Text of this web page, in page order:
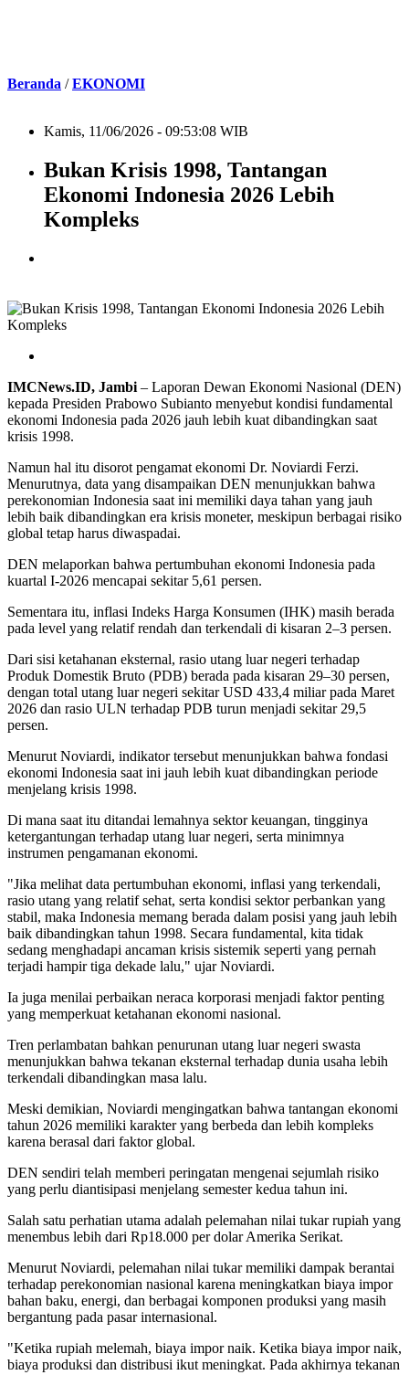
Beranda /EKONOMI
Kamis, 11/06/2026 - 09:53:08 WIB
Bukan Krisis 1998, Tantangan
Ekonomi Indonesia 2026 Lebih
Kompleks
IMCNews.ID, Jambi– Laporan Dewan Ekonomi Nasional (DEN)
kepada Presiden Prabowo Subianto menyebut kondisi fundamental
ekonomi Indonesia pada 2026 jauh lebih kuat dibandingkan saat
krisis 1998.
Namun hal itu disorot pengamat ekonomi Dr. Noviardi Ferzi.
Menurutnya, data yang disampaikan DEN menunjukkan bahwa
perekonomian Indonesia saat ini memiliki daya tahan yang jauh
lebih baik dibandingkan era krisis moneter, meskipun berbagai risiko
global tetap harus diwaspadai.
DEN melaporkan bahwa pertumbuhan ekonomi Indonesia pada
kuartal I-2026 mencapai sekitar 5,61 persen.
Sementara itu, inflasi Indeks Harga Konsumen (IHK) masih berada
pada level yang relatif rendah dan terkendali di kisaran 2–3 persen.
Dari sisi ketahanan eksternal, rasio utang luar negeri terhadap
Produk Domestik Bruto (PDB) berada pada kisaran 29–30 persen,
dengan total utang luar negeri sekitar USD 433,4 miliar pada Maret
2026 dan rasio ULN terhadap PDB turun menjadi sekitar 29,5
persen.
Menurut Noviardi, indikator tersebut menunjukkan bahwa fondasi
ekonomi Indonesia saat ini jauh lebih kuat dibandingkan periode
menjelang krisis 1998.
Di mana saat itu ditandai lemahnya sektor keuangan, tingginya
ketergantungan terhadap utang luar negeri, serta minimnya
instrumen pengamanan ekonomi.
"Jika melihat data pertumbuhan ekonomi, inflasi yang terkendali,
rasio utang yang relatif sehat, serta kondisi sektor perbankan yang
stabil, maka Indonesia memang berada dalam posisi yang jauh lebih
baik dibandingkan tahun 1998. Secara fundamental, kita tidak
sedang menghadapi ancaman krisis sistemik seperti yang pernah
terjadi hampir tiga dekade lalu," ujar Noviardi.
Ia juga menilai perbaikan neraca korporasi menjadi faktor penting
yang memperkuat ketahanan ekonomi nasional.
Tren perlambatan bahkan penurunan utang luar negeri swasta
menunjukkan bahwa tekanan eksternal terhadap dunia usaha lebih
terkendali dibandingkan masa lalu.
Meski demikian, Noviardi mengingatkan bahwa tantangan ekonomi
tahun 2026 memiliki karakter yang berbeda dan lebih kompleks
karena berasal dari faktor global.
DEN sendiri telah memberi peringatan mengenai sejumlah risiko
yang perlu diantisipasi menjelang semester kedua tahun ini.
Salah satu perhatian utama adalah pelemahan nilai tukar rupiah yang
menembus lebih dari Rp18.000 per dolar Amerika Serikat.
Menurut Noviardi, pelemahan nilai tukar memiliki dampak berantai
terhadap perekonomian nasional karena meningkatkan biaya impor
bahan baku, energi, dan berbagai komponen produksi yang masih
bergantung pada pasar internasional.
"Ketika rupiah melemah, biaya impor naik. Ketika biaya impor naik,
biaya produksi dan distribusi ikut meningkat. Pada akhirnya tekanan